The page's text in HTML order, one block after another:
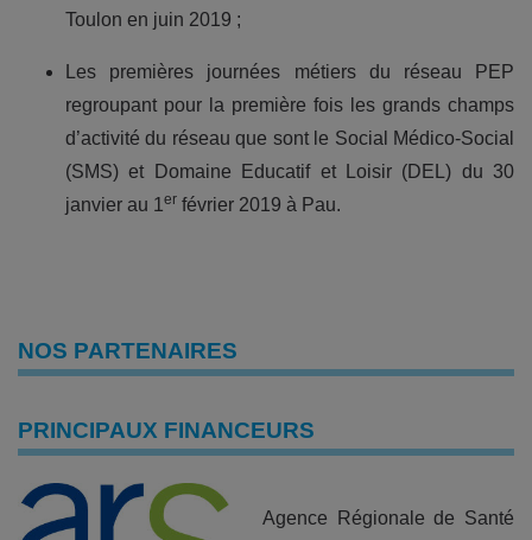
Toulon en juin 2019 ;
Les premières journées métiers du réseau PEP
regroupant pour la première fois les grands champs
d’activité du réseau que sont le Social Médico-Social
(SMS) et Domaine Educatif et Loisir (DEL) du 30
janvier au 1 er février 2019 à Pau.
NOS PARTENAIRES
PRINCIPAUX FINANCEURS
Agence Régionale de Santé